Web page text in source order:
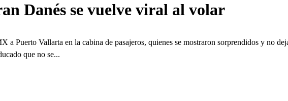
Danés se vuelve viral al volar
Vallarta en la cabina de pasajeros, quienes se mostraron sorprendidos y no
que no se...